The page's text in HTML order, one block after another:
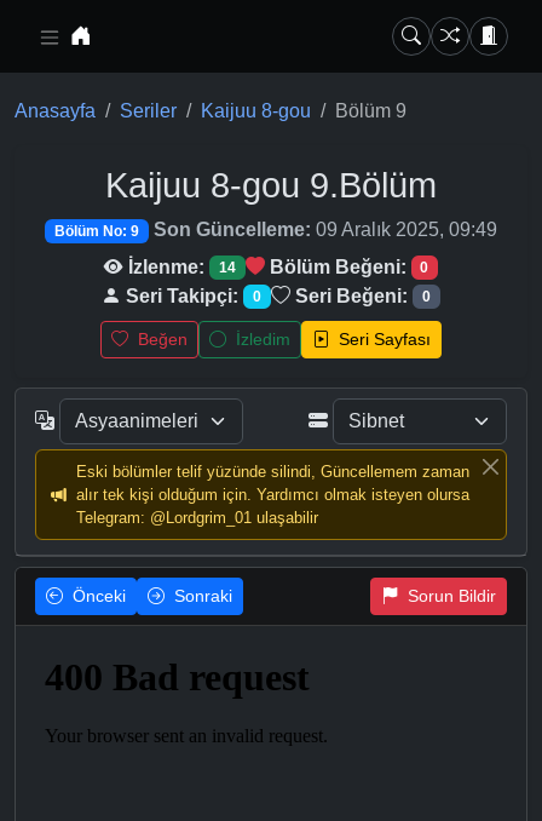
Anasayfa Seriler Kaijuu 8-gou Bölüm 9
Kaijuu 8-gou 9.Bölüm
Bölüm No: 9 Son Güncelleme: 09 Aralık 2025, 09:49
İzlenme:
14 Bölüm Beğeni: 0
Seri Takipçi: 0 Seri Beğeni: 0
Beğen İzledim Seri Sayfası
Eski bölümler telif yüzünde silindi, Güncellemem zaman
alır tek kişi olduğum için. Yardımcı olmak isteyen olursa
Telegram: @Lordgrim_01 ulaşabilir
Önceki Sonraki Sorun Bildir